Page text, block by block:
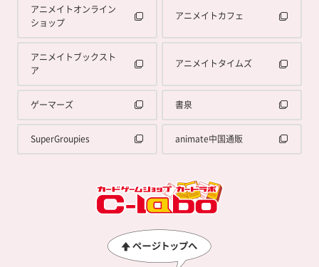
アニメイトオンライン
ショップ
アニメイトカフェ
アニメイトブックスト
ア
アニメイトタイムズ
ゲーマーズ 書泉
SuperGroupies animate中国通販